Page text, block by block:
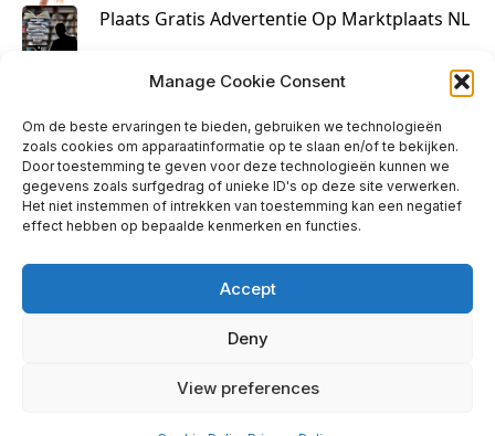
Manage Cookie Consent
Om de beste ervaringen te bieden, gebruiken we technologieën
zoals cookies om apparaatinformatie op te slaan en/of te bekijken.
Door toestemming te geven voor deze technologieën kunnen we
gegevens zoals surfgedrag of unieke ID's op deze site verwerken.
Het niet instemmen of intrekken van toestemming kan een negatief
effect hebben op bepaalde kenmerken en functies.
Accept
Deny
View preferences
Plaats Gratis Advertentie Op Marktplaats NL
Kruisbestuiving Voor Succesvolle Marketing
Contact